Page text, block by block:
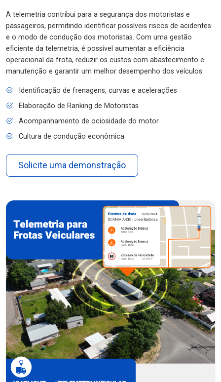
A telemetria contribui para a segurança dos motoristas e
passageiros, permitindo identificar possíveis riscos de acidentes
e o modo de condução dos motoristas. Com uma gestão
eficiente da telemetria, é possível aumentar a eficiência
operacional da frota, reduzir os custos com abastecimento e
manutenção e garantir um melhor desempenho dos veículos.
Identificação de frenagens, curvas e acelerações
Elaboração de Ranking de Motoristas
Acompanhamento de ociosidade do motor
Cultura de condução econômica
Solicite uma demonstração